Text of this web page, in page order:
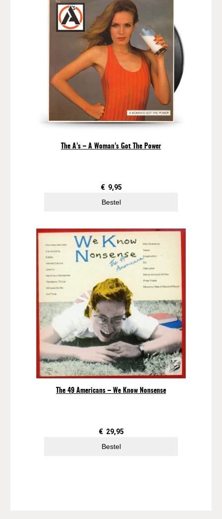
The A’s – A Woman’s Got The Power
€ 9,95
Bestel
The 49 Americans – We Know Nonsense
€ 29,95
Bestel